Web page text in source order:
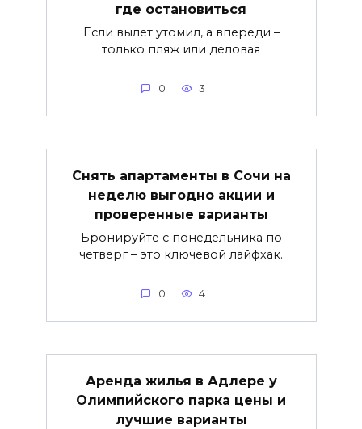
где остановиться
Если вылет утомил, а впереди –
только пляж или деловая
0 3
Снять апартаменты в Сочи на
неделю выгодно акции и
проверенные варианты
Бронируйте с понедельника по
четверг – это ключевой лайфхак.
0 4
Аренда жилья в Адлере у
Олимпийского парка цены и
лучшие варианты